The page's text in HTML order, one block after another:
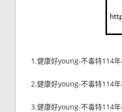
1.健康好young-不毒特114
2.健康好young-不毒特114
3.健康好young-不毒特114